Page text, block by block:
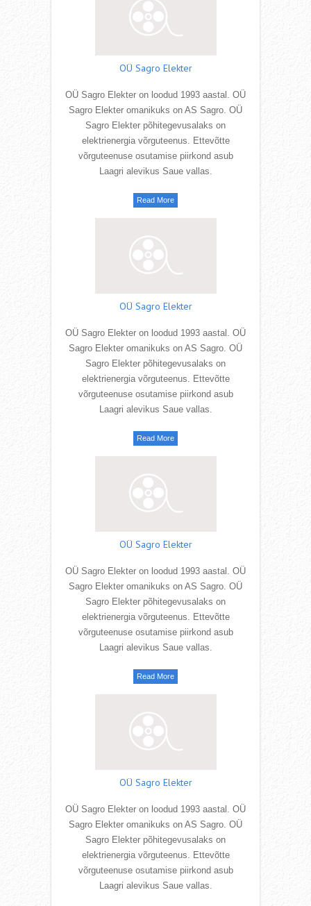
OÜ Sagro Elekter
OÜ Sagro Elekter on loodud 1993 aastal. OÜ
Sagro Elekter omanikuks on AS Sagro. OÜ
Sagro Elekter põhitegevusalaks on
elektrienergia võrguteenus. Ettevõtte
võrguteenuse osutamise piirkond asub
Laagri alevikus Saue vallas.
Read More
OÜ Sagro Elekter
OÜ Sagro Elekter on loodud 1993 aastal. OÜ
Sagro Elekter omanikuks on AS Sagro. OÜ
Sagro Elekter põhitegevusalaks on
elektrienergia võrguteenus. Ettevõtte
võrguteenuse osutamise piirkond asub
Laagri alevikus Saue vallas.
Read More
OÜ Sagro Elekter
OÜ Sagro Elekter on loodud 1993 aastal. OÜ
Sagro Elekter omanikuks on AS Sagro. OÜ
Sagro Elekter põhitegevusalaks on
elektrienergia võrguteenus. Ettevõtte
võrguteenuse osutamise piirkond asub
Laagri alevikus Saue vallas.
Read More
OÜ Sagro Elekter
OÜ Sagro Elekter on loodud 1993 aastal. OÜ
Sagro Elekter omanikuks on AS Sagro. OÜ
Sagro Elekter põhitegevusalaks on
elektrienergia võrguteenus. Ettevõtte
võrguteenuse osutamise piirkond asub
Laagri alevikus Saue vallas.